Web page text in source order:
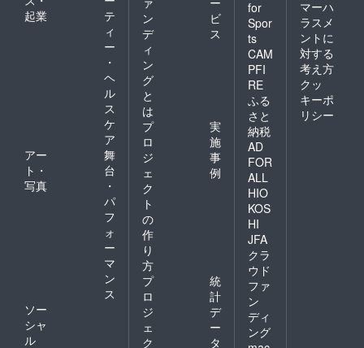
起業
テ
ィ
ー
・
ヘ
ル
ス
ケ
ア
アー
ト・
写真
舞
台
・
パ
フ
ォ
ー
マ
ン
ス
ソー
シャ
ル
ン
デ
ィ
ン
グ
と
は
ビ
ス
プ
ロ
ジ
ェ
ク
ト
の
作
り
方
実
施
事
例
プ
ロ
ジ
ェ
ク
統
計
デ
ー
タ
for
Spor
ts
CAM
PFI
RE
ふる
さと
納税
AD
FOR
ALL
HIO
KOS
HI
JFA
クラ
ウド
ファ
ン
ディ
ング
マーハ
ラスメ
ントに
対する
考え方
クッ
キーポ
リシー